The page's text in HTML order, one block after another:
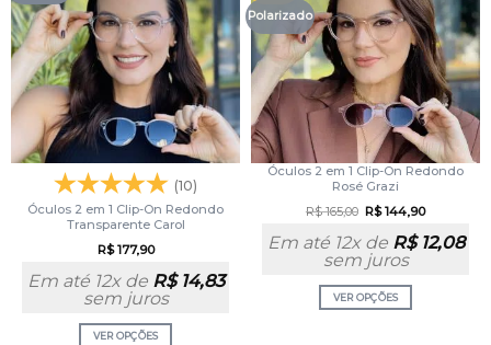
(10)
Óculos 2 em 1 Clip-On Redondo
Transparente Carol
R$177,90
Em até 12x de R$14,83
sem juros
VER OPÇÕES
Polarizado
Óculos 2 em 1 Clip-On Redondo
Rosé Grazi
R$165,00 R$144,90
Em até 12x de R$12,08
sem juros
VER OPÇÕES